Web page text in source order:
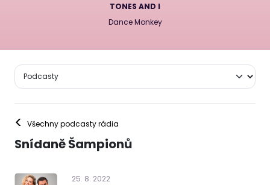
TONES AND I
Dance Monkey
< Všechny podcasty rádia
Snídaně Šampionů
25. 8. 2022